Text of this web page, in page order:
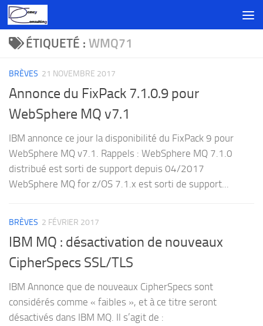
Skip to content
ÉTIQUETÉ : WMQ71
BRÈVES 21 NOVEMBRE 2017
Annonce du FixPack 7.1.0.9 pour
WebSphere MQ v7.1
IBM annonce ce jour la disponibilité du FixPack 9 pour
WebSphere MQ v7.1. Rappels : WebSphere MQ 7.1.0
distribué est sorti de support depuis 04/2017
WebSphere MQ for z/OS 7.1.x est sorti de support...
BRÈVES 2 FÉVRIER 2017
IBM MQ : désactivation de nouveaux
CipherSpecs SSL/TLS
IBM Annonce que de nouveaux CipherSpecs sont
considérés comme « faibles », et à ce titre seront
désactivés dans IBM MQ. Il s’agit de :